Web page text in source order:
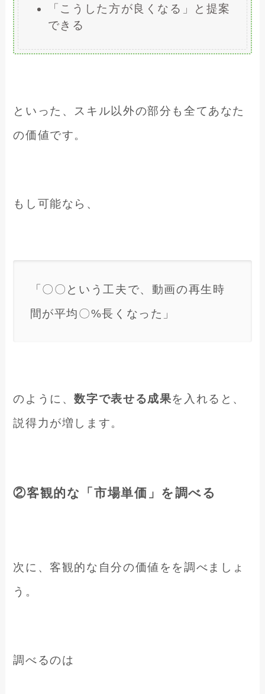
「こうした方が良くなる」と提案
できる
といった、スキル以外の部分も全てあなた
の価値です。
もし可能なら、
「〇〇という工夫で、動画の再生時
間が平均〇%長くなった」
のように、数字で表せる成果を入れると、
説得力が増します。
②客観的な「市場単価」を調べる
次に、客観的な自分の価値をを調べましょ
う。
調べるのは